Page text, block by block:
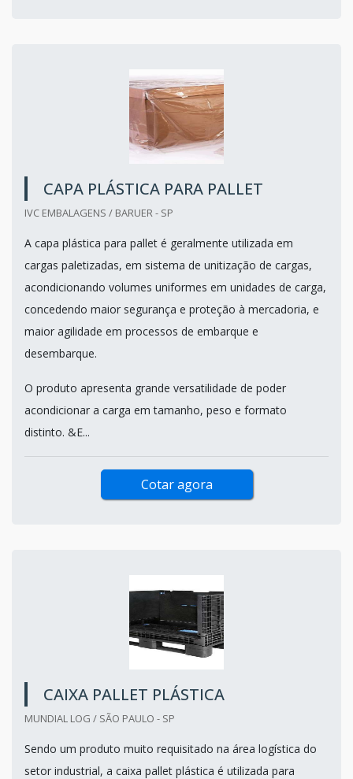
CAPA PLÁSTICA PARA PALLET
IVC EMBALAGENS / BARUER - SP
A capa plástica para pallet é geralmente utilizada em
cargas paletizadas, em sistema de unitização de cargas,
acondicionando volumes uniformes em unidades de carga,
concedendo maior segurança e proteção à mercadoria, e
maior agilidade em processos de embarque e
desembarque.
O produto apresenta grande versatilidade de poder
acondicionar a carga em tamanho, peso e formato
distinto. &E...
Cotar agora
CAIXA PALLET PLÁSTICA
MUNDIAL LOG / SÃO PAULO - SP
Sendo um produto muito requisitado na área logística do
setor industrial, a caixa pallet plástica é utilizada para